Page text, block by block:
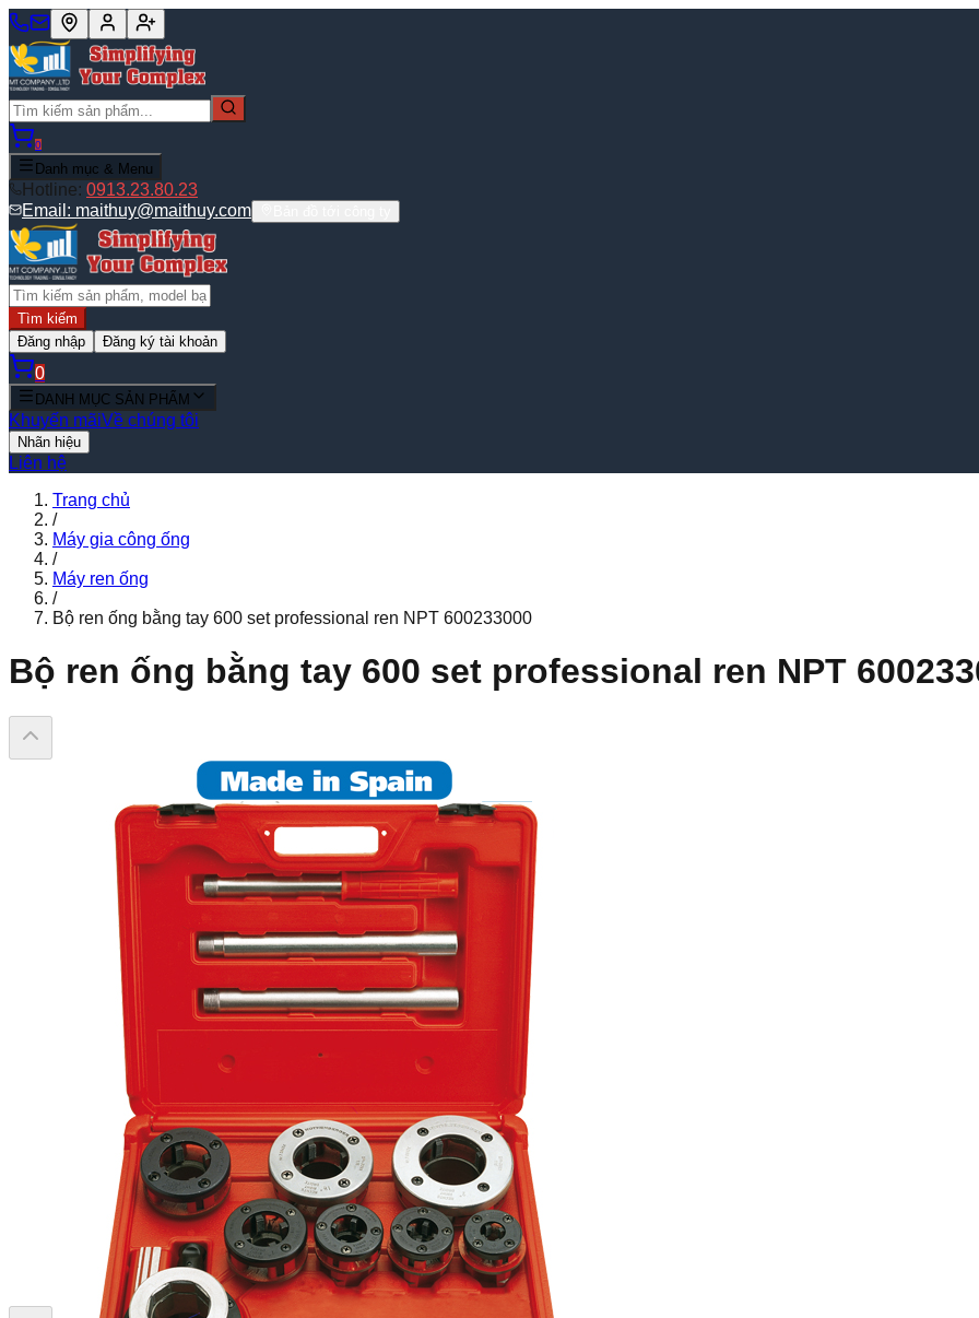
0
Danh mục & Menu
Hotline: 0913.23.80.23
Email: maithuy@maithuy.com
Tìm kiếm
Đăng nhập
Đăng ký tài khoản
0
DANH MỤC SẢN PHẨM
Khuyến mãiVề chúng tôi
Nhãn hiệu
Liên hệ
Trang chủ
/
Máy gia công ống
/
Máy ren ống
/
Bộ ren ống bằng tay 600 set professional ren NPT 600233000
Bộ ren ống bằng tay 600 set professional ren NPT